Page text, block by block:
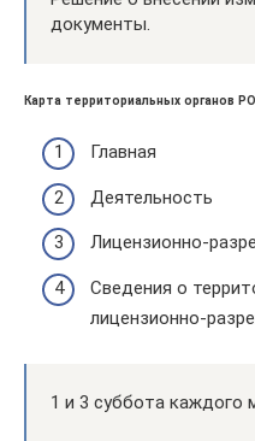
документы.
Карта территориальных органов
Главная
Деятельность
Лицензионно-
Сведения о
лицензионно-
1 и 3 суббота каждого